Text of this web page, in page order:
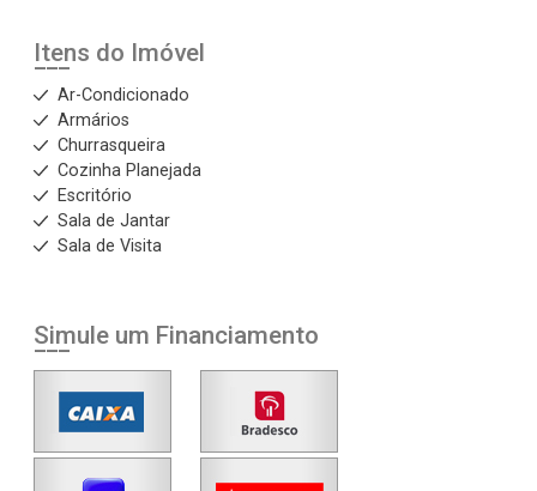
Itens do Imóvel
Ar-Condicionado
Armários
Churrasqueira
Cozinha Planejada
Escritório
Sala de Jantar
Sala de Visita
Simule um Financiamento